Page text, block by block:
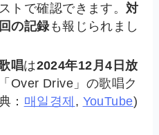
トで確認できます。対
の記録も報じられまし
唱は2024年12月4日放
Over Drive」の歌唱ク
： 매일경제 , YouTube)